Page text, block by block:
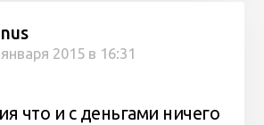
2015 в 16:31
что и с деньгами ничего